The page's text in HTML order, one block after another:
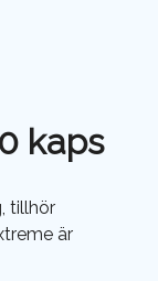
kaps
tillhör
är